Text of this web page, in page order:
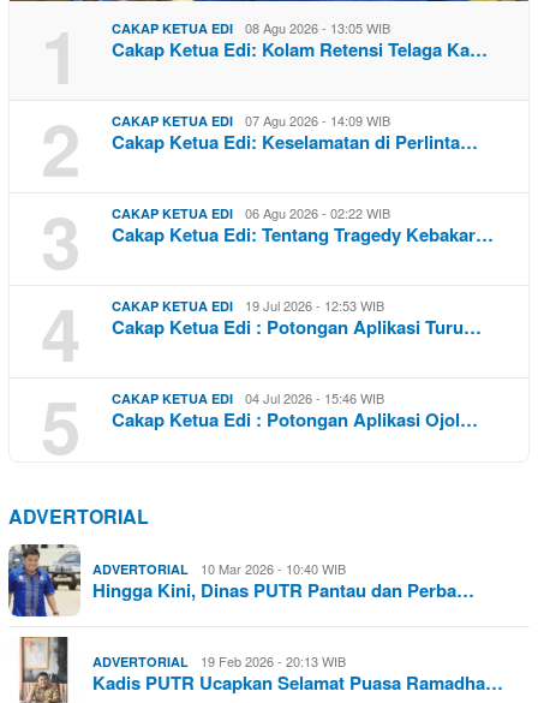
1 CAKAP KETUA EDI 08 Agu 2026 - 13:05 WIB
Cakap Ketua Edi: Kolam Retensi Telaga Ka…
2 CAKAP KETUA EDI 07 Agu 2026 - 14:09 WIB
Cakap Ketua Edi: Keselamatan di Perlinta…
3 CAKAP KETUA EDI 06 Agu 2026 - 02:22 WIB
Cakap Ketua Edi: Tentang Tragedy Kebakar…
4 CAKAP KETUA EDI 19 Jul 2026 - 12:53 WIB
Cakap Ketua Edi : Potongan Aplikasi Turu…
5 CAKAP KETUA EDI 04 Jul 2026 - 15:46 WIB
Cakap Ketua Edi : Potongan Aplikasi Ojol…
ADVERTORIAL
ADVERTORIAL 10 Mar 2026 - 10:40 WIB
Hingga Kini, Dinas PUTR Pantau dan Perba…
ADVERTORIAL 19 Feb 2026 - 20:13 WIB
Kadis PUTR Ucapkan Selamat Puasa Ramadha…